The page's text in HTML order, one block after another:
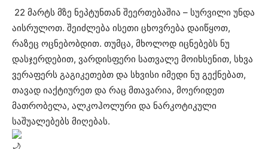
22 მარტს მზე ნეპტუნთან შეერთებაშია – სურვილი უნდა
აისრულოთ. შეიძლება ისეთი ცხოვრება დაიწყოთ,
რაზეც ოცნებობდით. თუმცა, მხოლოდ იცნებებს ნუ
დასჯერდებით, ვარდისფერი სათვალე მოიხსენით, სხვა
ვერაფერს გაგიკეთებთ და სხვისი იმედი ნუ გექნებათ,
თავად იაქტიურეთ და რაც მთავარია, მოერიდეთ
მათრობელა, ალკოჰოლური და ნარკოტიკული
საშუალებებს მიღებას.